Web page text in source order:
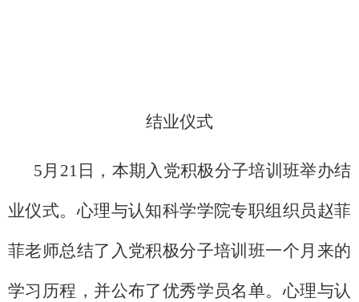
结业仪式
5月21日，本期入党积极分子培训班举办结
业仪式。心理与认知科学学院专职组织员赵菲
菲老师总结了入党积极分子培训班一个月来的
学习历程，并公布了优秀学员名单。心理与认